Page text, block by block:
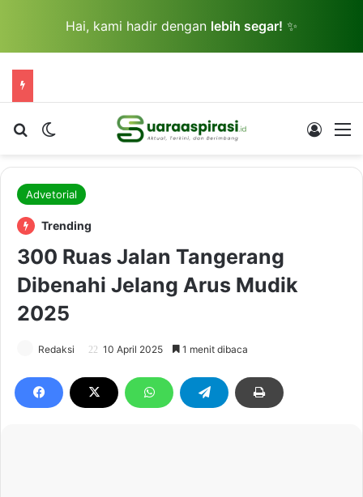
Hai, kami hadir dengan lebih segar! ✨
Cari berita...Switch skin Log In
Advetorial
Trending
300 Ruas Jalan Tangerang
Dibenahi Jelang Arus Mudik
2025
Redaksi 10 April 2025 1 menit dibaca